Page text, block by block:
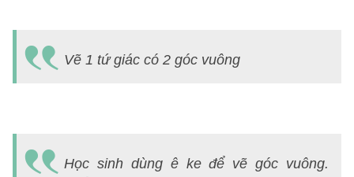
Vẽ 1 tứ giác có 2 góc vuông
Học sinh dùng ê ke để vẽ góc vuông.